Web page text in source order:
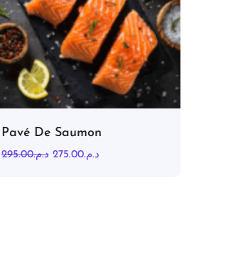
Pavé De Saumon
د.م.295.00 د.م.275.00